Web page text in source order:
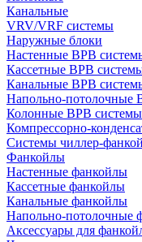
Канальные
VRV/VRF системы
Наружные блоки
Настенные ВРВ
Кассетные ВРВ
Канальные ВРВ
Напольно-потолочные
Колонные ВРВ системы
Компрессорно-
Системы чиллер-
Фанкойлы
Настенные фанкойлы
Кассетные фанкойлы
Канальные фанкойлы
Напольно-потолочные
Аксессуары для